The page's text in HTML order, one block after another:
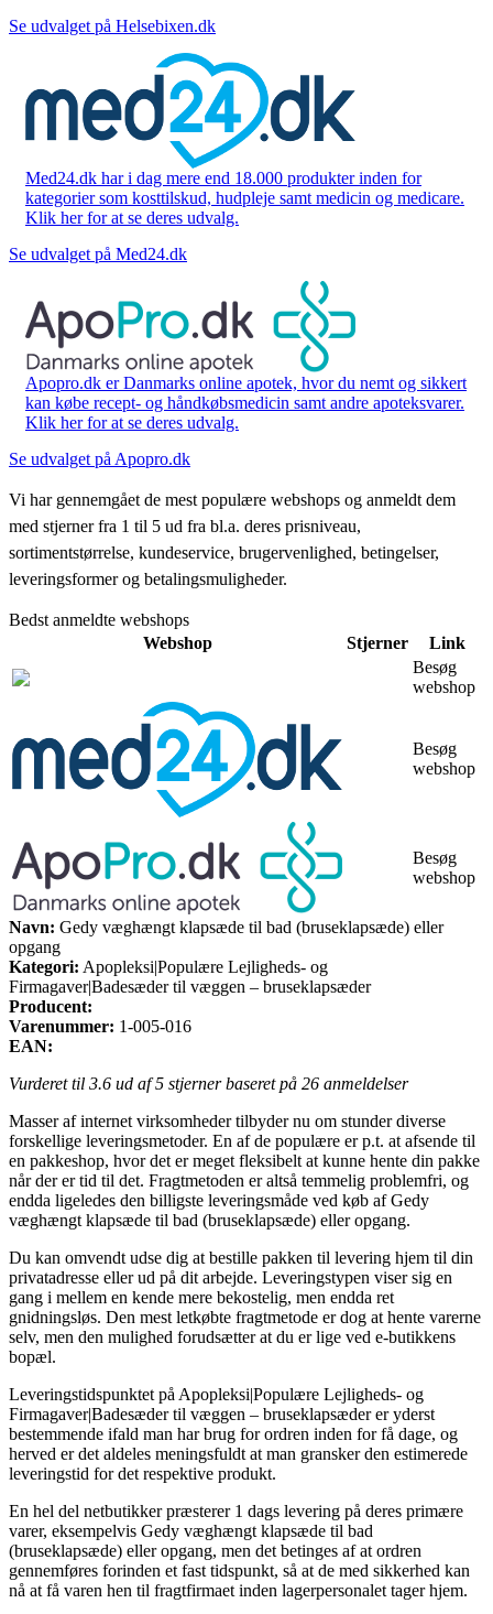
Se udvalget på Helsebixen.dk
Med24.dk har i dag mere end 18.000 produkter inden for
kategorier som kosttilskud, hudpleje samt medicin og medicare.
Klik her for at se deres udvalg.
Se udvalget på Med24.dk
Apopro.dk er Danmarks online apotek, hvor du nemt og sikkert
kan købe recept- og håndkøbsmedicin samt andre apoteksvarer.
Klik her for at se deres udvalg.
Se udvalget på Apopro.dk
Vi har gennemgået de mest populære webshops og anmeldt dem
med stjerner fra 1 til 5 ud fra bl.a. deres prisniveau,
sortimentstørrelse, kundeservice, brugervenlighed, betingelser,
leveringsformer og betalingsmuligheder.
Bedst anmeldte webshops
Webshop
Stjerner
Link
Besøg
webshop
Besøg
webshop
Besøg
webshop
Navn: Gedy væghængt klapsæde til bad (bruseklapsæde) eller
opgang
Kategori: Apopleksi|Populære Lejligheds- og
Firmagaver|Badesæder til væggen – bruseklapsæder
Producent:
Varenummer: 1-005-016
EAN:
Vurderet til 3.6 ud af 5 stjerner baseret på 26 anmeldelser
Masser af internet virksomheder tilbyder nu om stunder diverse
forskellige leveringsmetoder. En af de populære er p.t. at afsende til
en pakkeshop, hvor det er meget fleksibelt at kunne hente din pakke
når der er tid til det. Fragtmetoden er altså temmelig problemfri, og
endda ligeledes den billigste leveringsmåde ved køb af Gedy
væghængt klapsæde til bad (bruseklapsæde) eller opgang.
Du kan omvendt udse dig at bestille pakken til levering hjem til din
privatadresse eller ud på dit arbejde. Leveringstypen viser sig en
gang i mellem en kende mere bekostelig, men endda ret
gnidningsløs. Den mest letkøbte fragtmetode er dog at hente varerne
selv, men den mulighed forudsætter at du er lige ved e-butikkens
bopæl.
Leveringstidspunktet på Apopleksi|Populære Lejligheds- og
Firmagaver|Badesæder til væggen – bruseklapsæder er yderst
bestemmende ifald man har brug for ordren inden for få dage, og
herved er det aldeles meningsfuldt at man gransker den estimerede
leveringstid for det respektive produkt.
En hel del netbutikker præsterer 1 dags levering på deres primære
varer, eksempelvis Gedy væghængt klapsæde til bad
(bruseklapsæde) eller opgang, men det betinges af at ordren
gennemføres forinden et fast tidspunkt, så at de med sikkerhed kan
nå at få varen hen til fragtfirmaet inden lagerpersonalet tager hjem.